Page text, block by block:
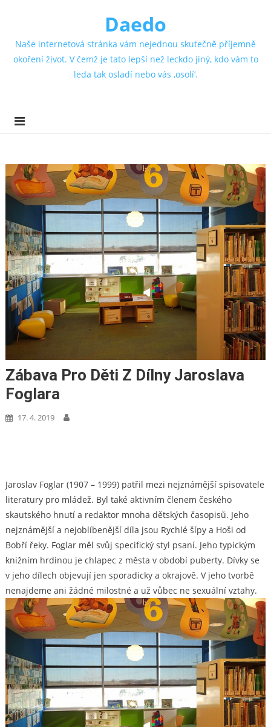
Daedo
Naše internetová stránka vám nejednou skutečně příjemně
okoření život. V čemž je tato lepší než leckdo jiný, kdo vám to
leda tak osladí nebo vás ‚osolí‘.
Zábava Pro Děti Z Dílny Jaroslava
Foglara
17. 4. 2019
Jaroslav Foglar (1907 – 1999) patřil mezi nejznámější spisovatele
literatury pro mládež. Byl také aktivním členem českého
skautského hnutí a redaktor mnoha dětských časopisů. Jeho
nejznámější a nejoblíbenější díla jsou Rychlé šípy a Hoši od
Bobří řeky. Foglarměl svůj specifický styl psaní. Jeho typickým
knižním hrdinou je chlapec z města v období puberty. Dívky se
v jeho dílech objevují jen sporadicky a okrajově. V jeho tvorbě
nenajdeme ani žádné milostné a už vůbec ne sexuální vztahy.